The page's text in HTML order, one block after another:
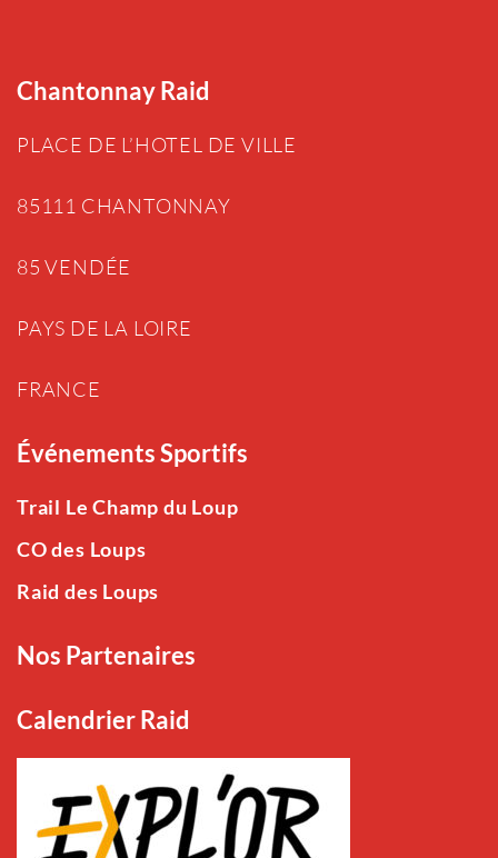
Chantonnay Raid
PLACE DE L’HOTEL DE VILLE
85111 CHANTONNAY
85 VENDÉE
PAYS DE LA LOIRE
FRANCE
Événements Sportifs
Trail Le Champ du Loup
CO des Loups
Raid des Loups
Nos Partenaires
Calendrier Raid